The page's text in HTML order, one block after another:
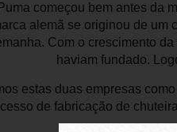
começou bem antes da
alemã se originou de um
Com o crescimento
haviam fundado.
estas duas empresas
de fabricação de